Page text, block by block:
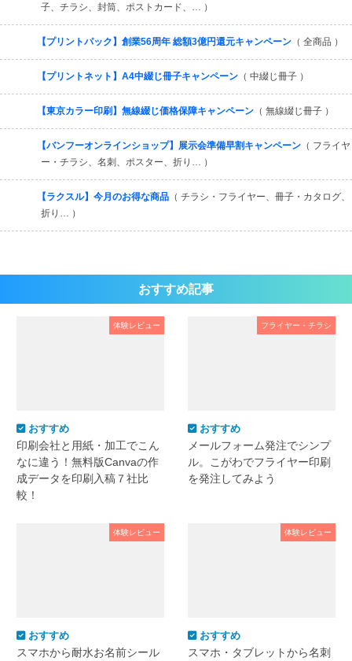
子、チラシ、封筒、ポストカード、… ）
【プリントパック】創業56周年 総額3億円還元キャンペーン （ 全商品 ）
【プリントネット】A4中綴じ冊子キャンペーン （ 中綴じ冊子 ）
【東京カラー印刷】無線綴じ価格保障キャンペーン （ 無線綴じ冊子 ）
【バンフーオンラインショップ】展示会準備早割キャンペーン （ フライヤ
ー・チラシ、名刺、ポスター、折り… ）
【ラクスル】今月のお得な商品 （ チラシ・フライヤー、冊子・カタログ、
折り… ）
おすすめ記事
体験レビュー
おすすめ
印刷会社と用紙・加工でこん
なに違う！無料版Canvaの作
成データを印刷入稿７社比
較！
フライヤー・チラシ
おすすめ
メールフォーム発注でシンプ
ル。こがわでフライヤー印刷
を発注してみよう
体験レビュー
おすすめ
スマホから耐水お名前シール
体験レビュー
おすすめ
スマホ・タブレットから名刺